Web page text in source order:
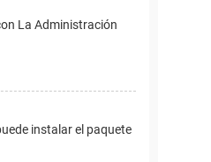
La Administración
instalar el paquete